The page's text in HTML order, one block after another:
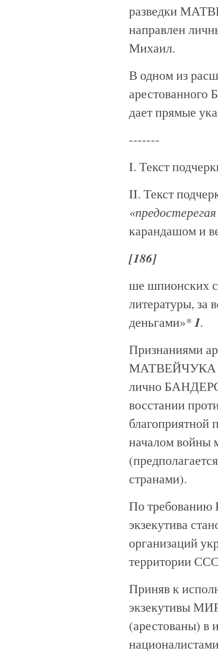
разведки
направлен
Михаил.
В одном из
дает прямые
-------
I. Текст
II. Текст
карандашом и
[186]
ше шпионских
литературы, за
деньгами»*I.
Признаниями
МАТВЕЙЧУКА и
лично
восстании
благоприятной
началом войны
странами).
По требованию
экзекутива
организаций
территории
Приняв к
экзекутивы
(арестованы) в